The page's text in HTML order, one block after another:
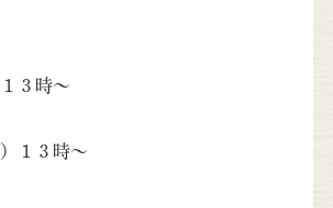
３時～
１３時～